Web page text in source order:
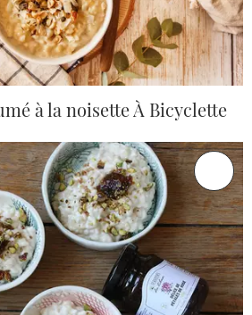
à la noisette À Bicyclette